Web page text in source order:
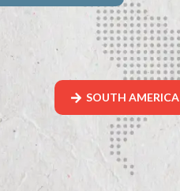
SOUTH AMERICA